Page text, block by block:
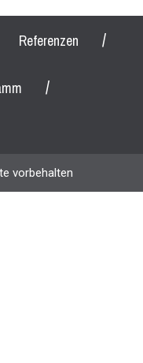
Referenzen /
/
vorbehalten